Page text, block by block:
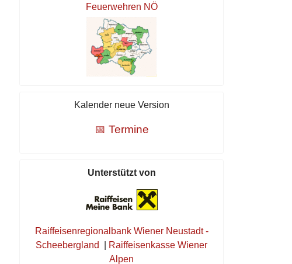
Feuerwehren NÖ
Kalender neue Version
📅 Termine
Unterstützt von
Raiffeisenregionalbank Wiener Neustadt -
Scheebergland
Raiffeisenkasse Wiener
Alpen